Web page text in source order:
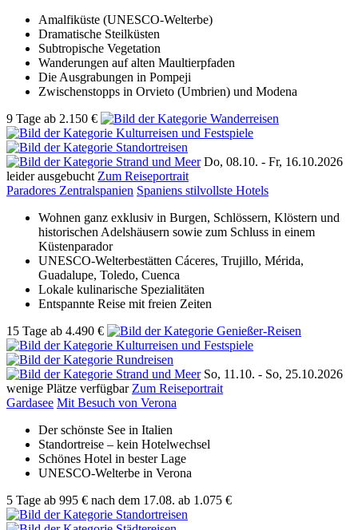
Amalfiküste (UNESCO-Welterbe)
Dramatische Steilküsten
Subtropische Vegetation
Wanderungen auf alten Maultierpfaden
Die Ausgrabungen in Pompeji
Zwischenstopps in Orvieto (Umbrien) und Modena
9 Tage ab 2.150 €
Do, 08.10. - Fr, 16.10.2026
leider ausgebucht Zum Reiseportrait
Paradores Zentralspanien Spaniens stilvollste Hotels
Wohnen ganz exklusiv in Burgen, Schlössern, Klöstern und
historischen Adelshäusern sowie zum Schluss in einem
Küstenparador
UNESCO-Welterbestätten Cáceres, Trujillo, Mérida,
Guadalupe, Toledo, Cuenca
Lokale kulinarische Spezialitäten
Entspannte Reise mit freien Zeiten
15 Tage ab 4.490 €
So, 11.10. - So, 25.10.2026
wenige Plätze verfügbar Zum Reiseportrait
Gardasee Mit Besuch von Verona
Der schönste See in Italien
Standortreise – kein Hotelwechsel
Schönes Hotel in bester Lage
UNESCO-Welterbe in Verona
5 Tage ab 995 € nach dem 17.08. ab 1.075 €